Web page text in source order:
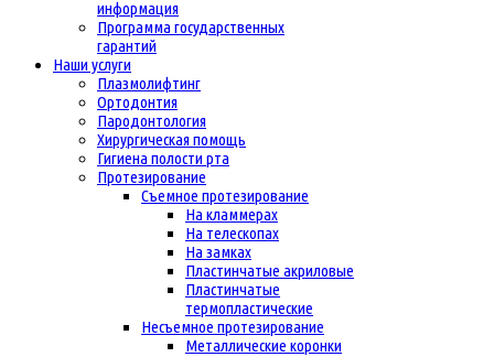
информация
Программа государственных
гарантий
Наши услуги
Плазмолифтинг
Ортодонтия
Пародонтология
Хирургическая помощь
Гигиена полости рта
Протезирование
Съемное протезирование
На кламмерах
На телескопах
На замках
Пластинчатые акриловые
Пластинчатые
термопластические
Несъемное протезирование
Металлические коронки